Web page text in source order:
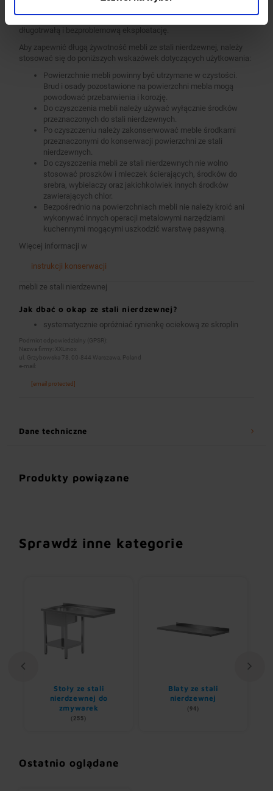
długotrwałą i bezproblemową eksploatację.
Aby zapewnić długą żywotność mebli ze stali nierdzewnej, należy
stosować się do poniższych wskazówek dotyczących użytkowania:
Powierzchnie mebli powinny być utrzymane w czystości.
Brud i osady pozostawione na powierzchni mebla mogą
powodować przebarwienia i korozję.
Do czyszczenia mebli należy używać wyłącznie środków
przeznaczonych do stali nierdzewnych.
Po czyszczeniu należy zakonserwować meble środkami
przeznaczonymi do konserwacji powierzchni ze stali
nierdzewnych.
Do czyszczenia mebli ze stali nierdzewnych nie wolno
stosować proszków i mleczek ścierających, środków do
srebra, wybielaczy oraz jakichkolwiek innych środków
zawierających chlor.
Bezpośrednio na powierzchniach mebli nie należy kroić ani
wykonywać innych operacji metalowymi narzędziami
kuchennymi mogącymi uszkodzić warstwę pasywną.
Więcej informacji w
instrukcji konserwacji
mebli ze stali nierdzewnej
Jak dbać o okap ze stali nierdzewnej?
systematycznie opróżniać rynienkę ociekową ze skroplin
Podmiot odpowiedzialny (GPSR):
Nazwa firmy: XXLinox
ul. Grzybowska 78, 00-844 Warszawa, Poland
e-mail:
[email protected]
Dane techniczne
Produkty powiązane
Sprawdź inne kategorie
Stoły ze stali
nierdzewnej do
zmywarek
(255)
Blaty ze stali
nierdzewnej
(94)
Ostatnio oglądane